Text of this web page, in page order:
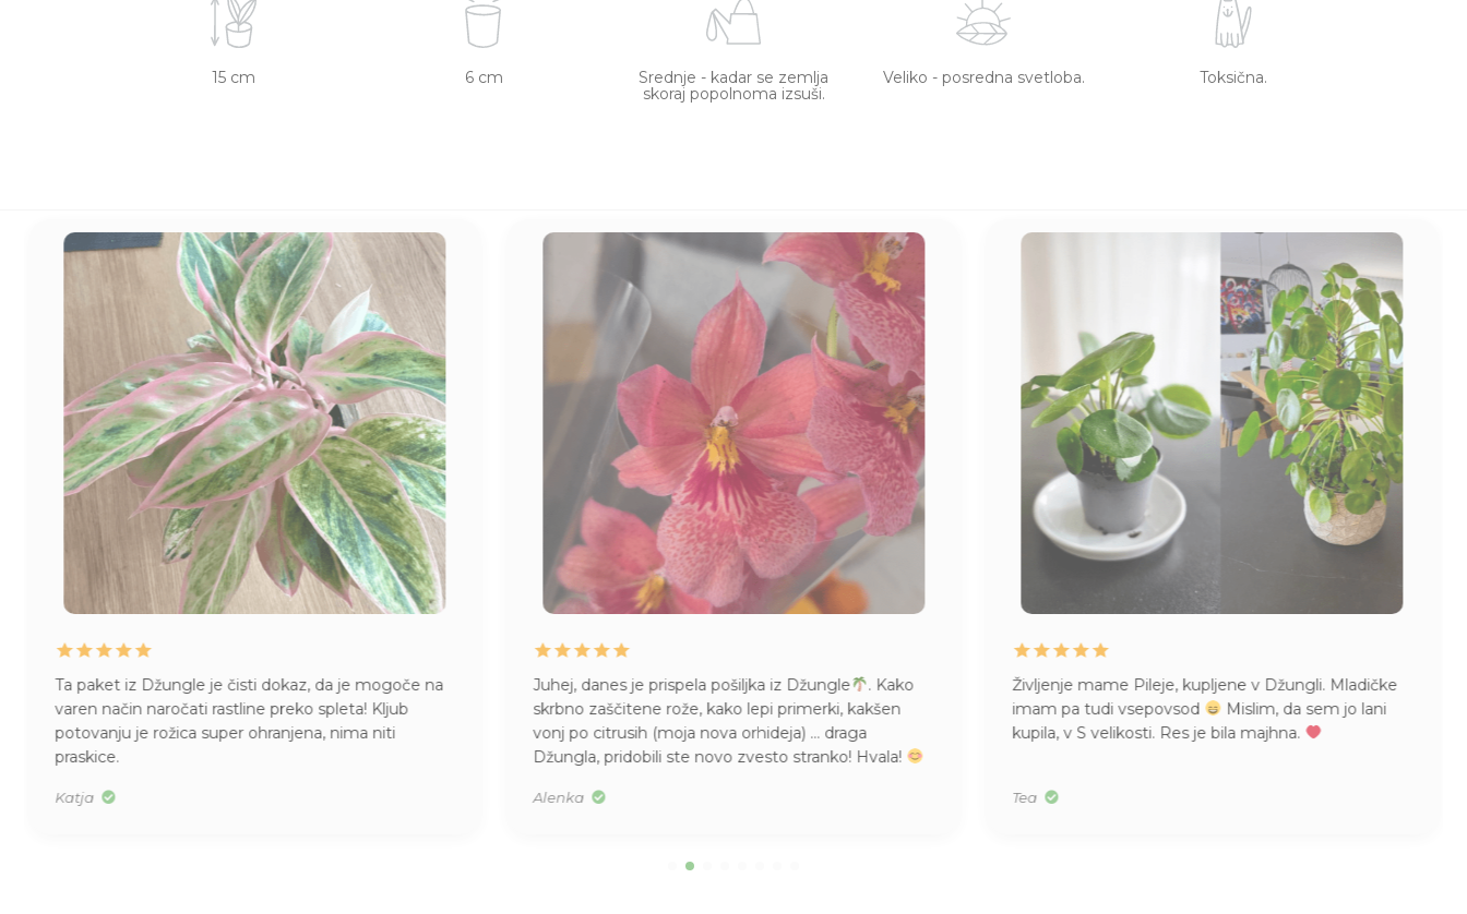
15 cm 6 cm
Srednje - kadar se zemlja
skoraj popolnoma izsuši.
Veliko - posredna svetloba. Toksična.
Ta paket iz Džungle je čisti dokaz, da je mogoče na
varen način naročati rastline preko spleta! Kljub
potovanju je rožica super ohranjena, nima niti
praskice.
Katja
Juhej, danes je prispela pošiljka iz Džungle
. Kako
skrbno zaščitene rože, kako lepi primerki, kakšen
vonj po citrusih (moja nova orhideja) … draga
Džungla, pridobili ste novo zvesto stranko! Hvala!
Alenka
Življenje mame Pileje, kupljene v Džungli. Mladičke
imam pa tudi vsepovsod
Mislim, da sem jo lani
kupila, v S velikosti. Res je bila majhna.
Tea